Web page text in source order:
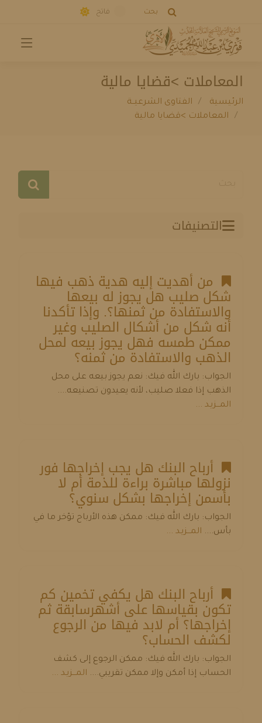
بحث فاتح
المعاملات >قضايا مالية
الرئيسية
الفتاوى الشرعيــة
المعاملات >قضايا مالية
التصنيفات
من أهديت إليه هدية ذهب فيها
شكل صليب هل يجوز له بيعها
والاستفادة من ثمنها؟. وإذا تأكدنا
أنه شكل من أشكال الصليب وغير
ممكن طمسه فهل يجوز بيعه لمحل
الذهب والاستفادة من ثمنه؟
الجواب: بارك الله فيك: نعم يجوز بيعه على محل
الذهب إذا فعلا صليب، لأنه يعيدون تصنيعه....
المـــزيـد ...
أرباح البنك هل يجب إخراجها فور
نزولها مباشرة براءة للذمة أم لا
بأسمن إخراجها بشكل سنوي؟
الجواب: بارك الله فيك: ممكن هذه الأرباح تؤخر ما في
بأس.... المـــزيـد ...
أرباح البنك هل يكفي تخمين كم
تكون بقياسها على أشهرسابقة ثم
إخراجها؟ أم لابد فيها من الرجوع
لكشف الحساب؟
الجواب: بارك الله فيك: ممكن الرجوع إلى كشف
الحساب إذا أمكن وإلا ممكن تقريبي.... المـــزيـد ...